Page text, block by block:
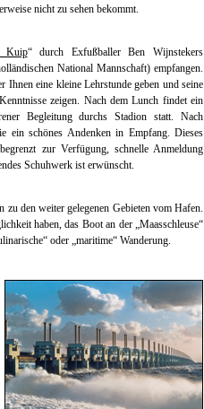
nicht zu sehen bekommt.
Kuip“ durch Exfußballer Ben Wijnstekers
National Mannschaft) empfangen.
Ihnen eine kleine Lehrstunde geben und seine
zeigen. Nach dem Lunch findet ein
Begleitung durchs Stadion statt. Nach
ein schönes Andenken in Empfang. Dieses
zur Verfügung, schnelle Anmeldung
Schuhwerk ist erwünscht.
zu den weiter gelegenen Gebieten vom Hafen.
haben, das Boot an der „Maasschleuse“
oder „maritime“ Wanderung.